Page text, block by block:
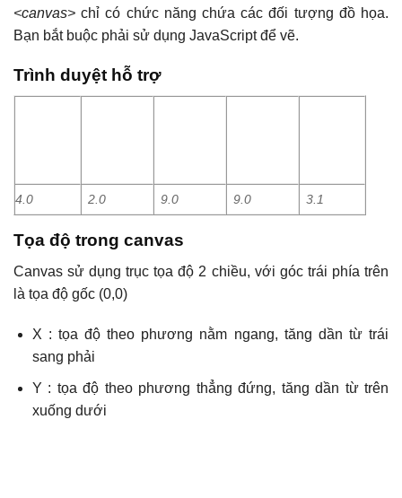
<canvas> chỉ có chức năng chứa các đối tượng đồ họa.
Bạn bắt buộc phải sử dụng JavaScript để vẽ.
Trình duyệt hỗ trợ
4.0 2.0 9.0 9.0 3.1
Tọa độ trong canvas
Canvas sử dụng trục tọa độ 2 chiều, với góc trái phía trên
là tọa độ gốc (0,0)
X : tọa độ theo phương nằm ngang, tăng dần từ trái
sang phải
Y : tọa độ theo phương thẳng đứng, tăng dần từ trên
xuống dưới